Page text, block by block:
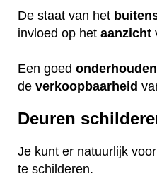
De staat van het
invloed op het aanzicht
Een goed onderhouden
de verkoopbaarheid
Deuren
Je kunt er natuurlijk
te schilderen.